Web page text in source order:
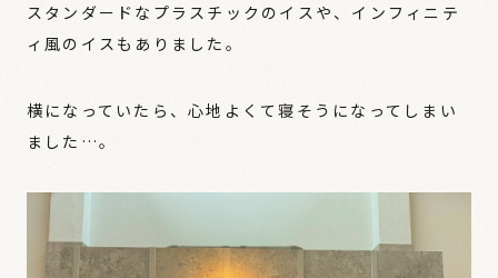
スタンダードなプラスチックのイスや、インフィニテ
ィ風のイスもありました。
横になっていたら、心地よくて寝そうになってしまい
ました…。